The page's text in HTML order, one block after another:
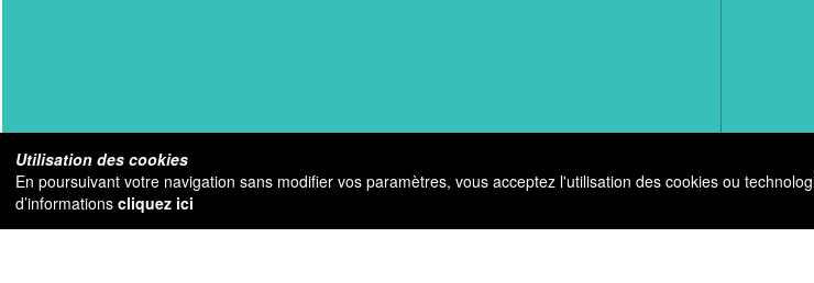
Utilisation des cookies
En poursuivant votre navigation sans modifier vos paramètres, vous acceptez l'utilisation des cookies ou
d’informations cliquez ici